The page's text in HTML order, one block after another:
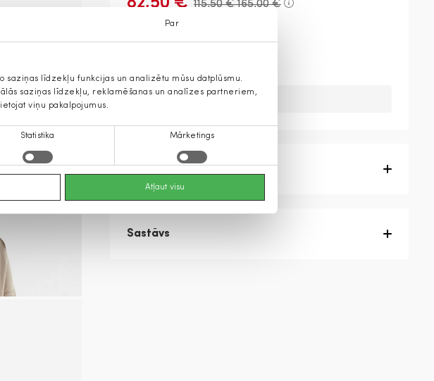
Par
saziņas līdzekļu funkcijas un analizētu mūsu datplūsmu.
saziņas līdzekļu, reklamēšanas un analīzes partneriem,
viņu pakalpojumus.
Statistika Mārketings
Atļaut visu
82,50 € 115,50 €165,00 €
Diemžēl, mums nav šis produkts
Produkta apraksts
Sastāvs